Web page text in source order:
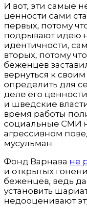
И вот, эти самые
ценности сами
первых, потому
подрывают идею
идентичности,
вторых, потому
беженцев
вернуться к
определить для
деле его
и шведские
время работы
социальные СМИ
агрессивном
мусульман.
Фонд Варнава не
и открытых
беженцев, ведь
установить
недооценивают